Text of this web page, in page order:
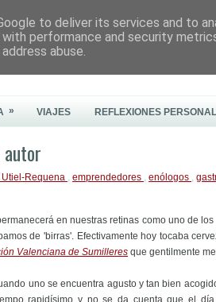
» VIAJES REFLEXIONES
autor
Utiel-Requena , emprendedores , enólogos ,
en nuestras retinas como uno de
de 'birras'. Efectivamente hoy tocaba
Valenciana de Sumilleres que gentilmente
uno se encuentra agusto y tan bien
rapidísimo y no se da cuenta que el
to deliver its services and to
with performance and security
abuse.